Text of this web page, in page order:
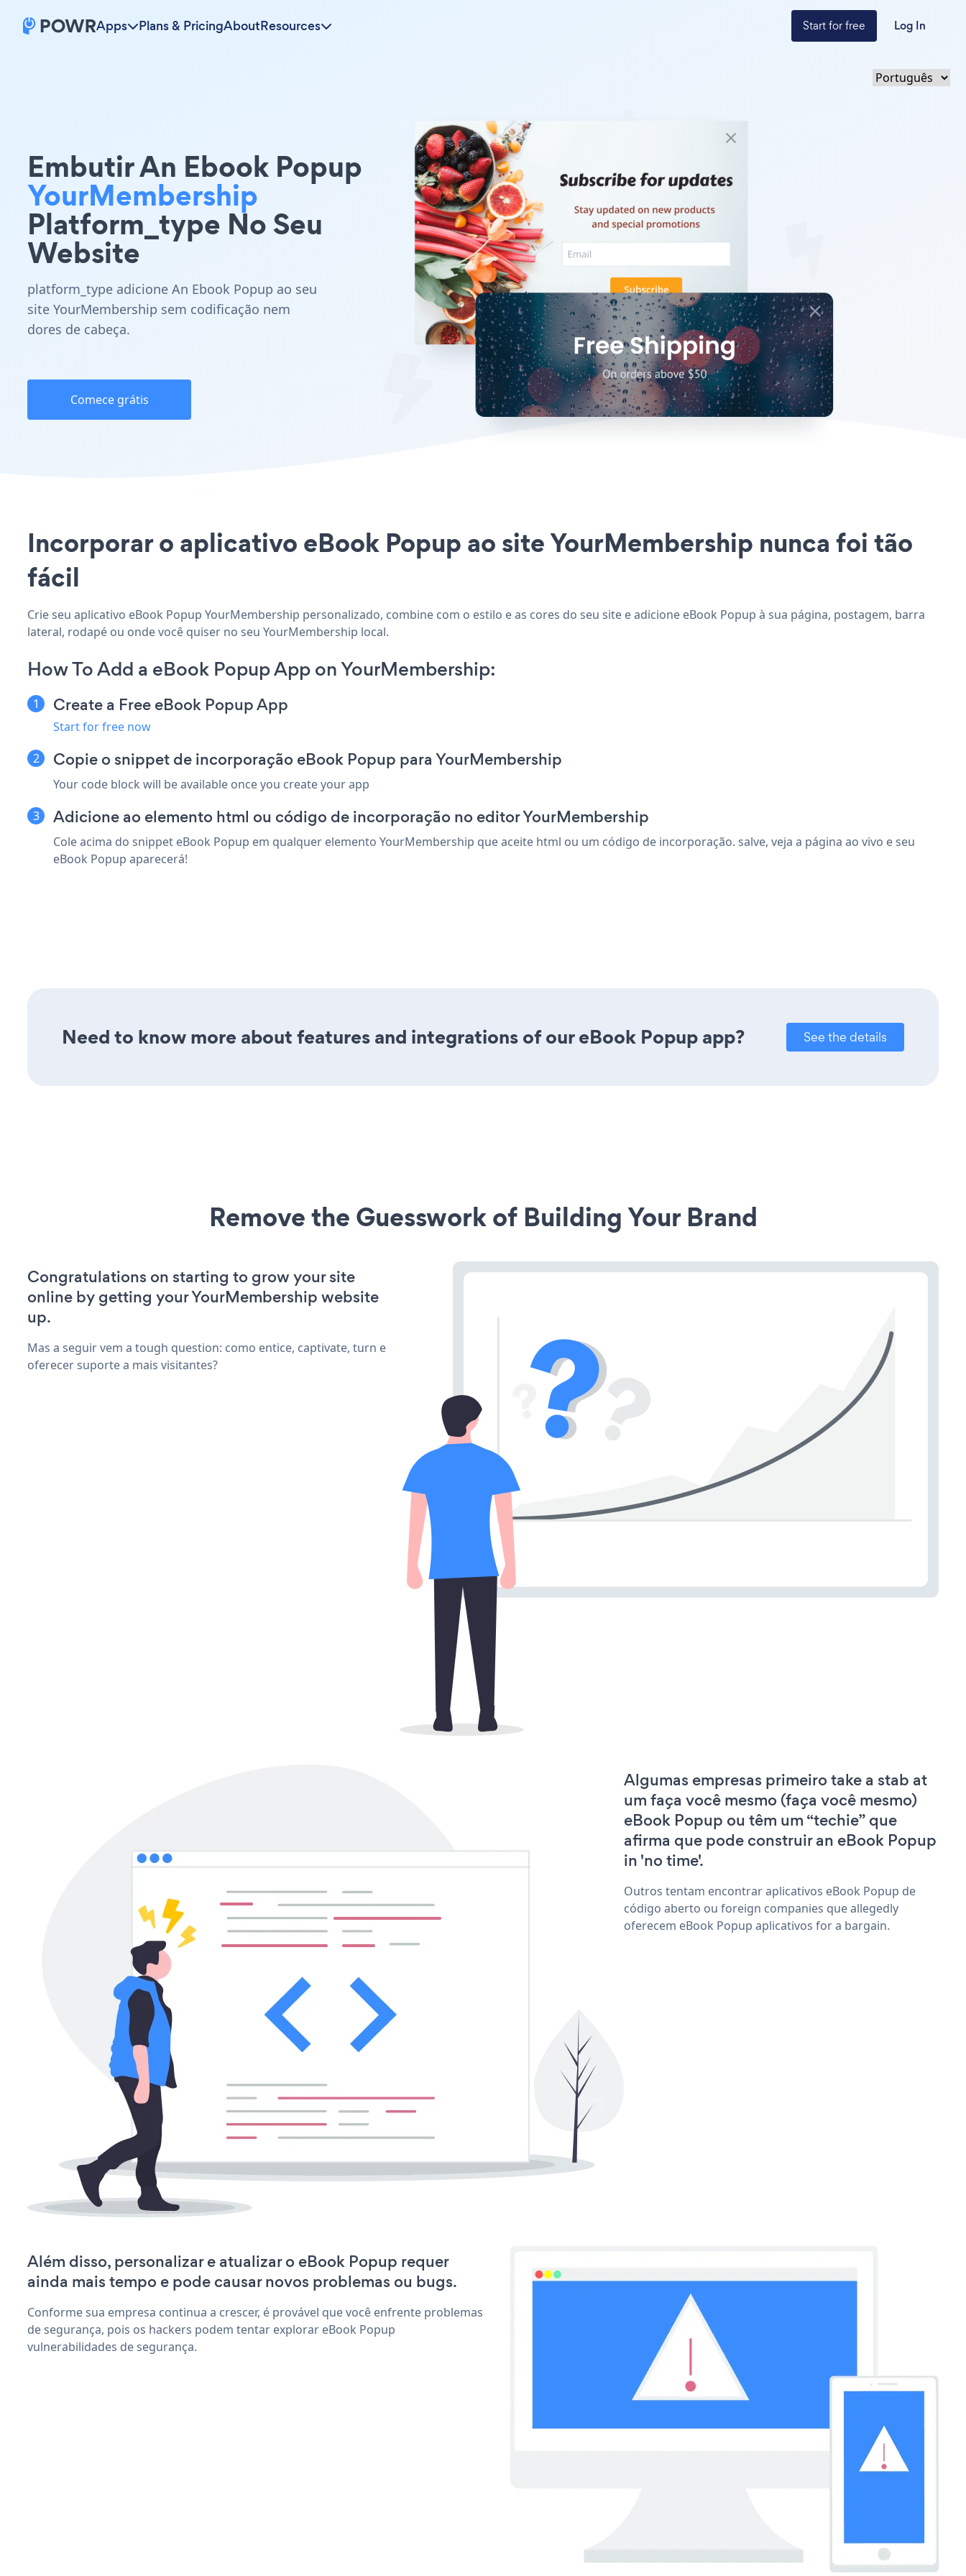
Apps Plans & PricingAboutResources Start for free Log In
Embutir An Ebook Popup
YourMembership
Platform_type No Seu
Website
platform_type adicione An Ebook Popup ao seu
site YourMembership sem codificação nem
dores de cabeça.
Comece grátis
Incorporar o aplicativo eBook Popup ao site YourMembership nunca foi tão
fácil
Crie seu aplicativo eBook Popup YourMembership personalizado, combine com o estilo e as cores do seu site e adicione eBook Popup à sua página, postagem, barra
lateral, rodapé ou onde você quiser no seu YourMembership local.
How To Add a eBook Popup App on YourMembership:
Create a Free eBook Popup App
Start for free now
Copie o snippet de incorporação eBook Popup para YourMembership
Your code block will be available once you create your app
Adicione ao elemento html ou código de incorporação no editor YourMembership
Cole acima do snippet eBook Popup em qualquer elemento YourMembership que aceite html ou um código de incorporação. salve, veja a página ao vivo e seu
eBook Popup aparecerá!
Need to know more about features and integrations of our eBook Popup app? See the details
Remove the Guesswork of Building Your Brand
Congratulations on starting to grow your site
online by getting your YourMembership website
up.
Mas a seguir vem a tough question: como entice, captivate, turn e
oferecer suporte a mais visitantes?
Algumas empresas primeiro take a stab at
um faça você mesmo (faça você mesmo)
eBook Popup ou têm um “techie” que
afirma que pode construir an eBook Popup
in 'no time'.
Outros tentam encontrar aplicativos eBook Popup de
código aberto ou foreign companies que allegedly
oferecem eBook Popup aplicativos for a bargain.
Além disso, personalizar e atualizar o eBook Popup requer
ainda mais tempo e pode causar novos problemas ou bugs.
Conforme sua empresa continua a crescer, é provável que você enfrente problemas
de segurança, pois os hackers podem tentar explorar eBook Popup
vulnerabilidades de segurança.